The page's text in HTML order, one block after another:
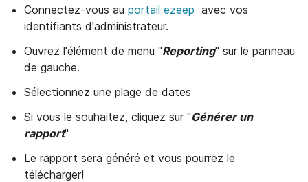
Connectez-vous au portail ezeep avec vos
identifiants d'administrateur.
Ouvrez l'élément de menu "Reporting" sur le panneau
de gauche.
Sélectionnez une plage de dates
Si vous le souhaitez, cliquez sur "Générer un
rapport"
Le rapport sera généré et vous pourrez le
télécharger!